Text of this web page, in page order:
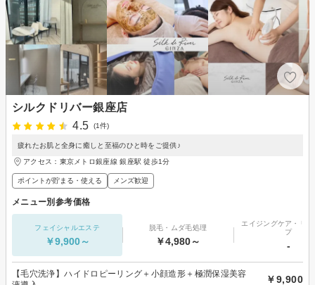
シルクドリバー銀座店
4.5
(1件)
疲れたお肌と全身に癒しと至福のひと時をご提供♪
アクセス：東京メトロ銀座線 銀座駅 徒歩1分
ポイントが貯まる・使える メンズ歓迎
メニュー別参考価格
フェイシャルエステ
￥9,900～
脱毛・ムダ毛処理
￥4,980～
エイジングケア・リ
プ
-
【毛穴洗浄】ハイドロピーリング＋小顔造形＋極潤保湿美容
￥9,900